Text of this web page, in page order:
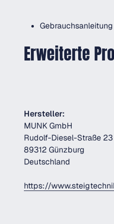
Gebrauchsanleitung
Erweiterte
Hersteller:
MUNK GmbH
Rudolf-Diesel-Straße 23
89312 Günzburg
Deutschland
https://